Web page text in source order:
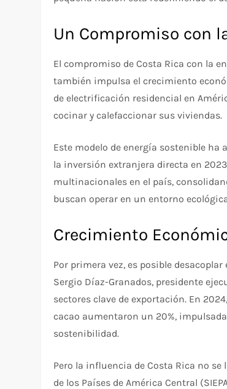
Un Compromiso con
El compromiso de Costa Rica con la
también impulsa el crecimiento
de electrificación residencial en
cocinar y calefaccionar sus viviendas.
Este modelo de energía sostenible
la inversión extranjera directa en
multinacionales en el país,
buscan operar en un entorno
Crecimiento
Por primera vez, es posible
Sergio Díaz-Granados, presidente
sectores clave de exportación. En
cacao aumentaron un 20%,
sostenibilidad.
Pero la influencia de Costa Rica no
de los Países de América Central